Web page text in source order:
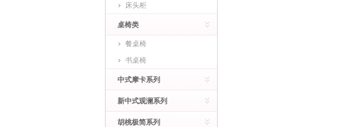
床头柜
桌椅类
餐桌椅
书桌椅
中式摩卡系列
新中式观澜系列
胡桃极简系列